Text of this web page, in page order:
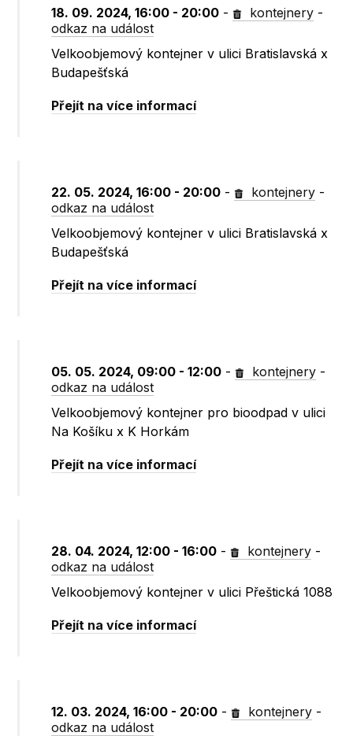
18. 09. 2024, 16:00 - 20:00 - kontejnery -
odkaz na událost
Velkoobjemový kontejner v ulici Bratislavská x
Budapešťská
Přejít na více informací
22. 05. 2024, 16:00 - 20:00 - kontejnery -
odkaz na událost
Velkoobjemový kontejner v ulici Bratislavská x
Budapešťská
Přejít na více informací
05. 05. 2024, 09:00 - 12:00 - kontejnery -
odkaz na událost
Velkoobjemový kontejner pro bioodpad v ulici
Na Košíku x K Horkám
Přejít na více informací
28. 04. 2024, 12:00 - 16:00 - kontejnery -
odkaz na událost
Velkoobjemový kontejner v ulici Přeštická 1088
Přejít na více informací
12. 03. 2024, 16:00 - 20:00 - kontejnery -
odkaz na událost